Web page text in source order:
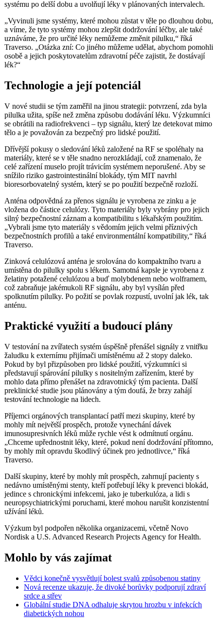
systému po delší dobu a uvolňují léky v plánovaných intervalech.
„Vyvinuli jsme systémy, které mohou zůstat v těle po dlouhou dobu,
a víme, že tyto systémy mohou zlepšit dodržování léčby, ale také
uznáváme, že pro určité léky nemůžeme změnit pilulku,“ říká
Traverso. „Otázka zní: Co jiného můžeme udělat, abychom pomohli
osobě a jejich poskytovatelům zdravotní péče zajistit, že dostávají
lék?“
Technologie a její potenciál
V nové studii se tým zaměřil na jinou strategii: potvrzení, zda byla
pilulka užita, spíše než změna způsobu dodávání léku. Výzkumníci
se obrátili na radiofrekvenci – typ signálu, který lze detekovat mimo
tělo a je považován za bezpečný pro lidské použití.
Dřívější pokusy o sledování léků založené na RF se spoléhaly na
materiály, které se v těle snadno nerozkládají, což znamenalo, že
celé zařízení muselo projít trávicím systémem neporušené. Aby se
snížilo riziko gastrointestinální blokády, tým MIT navrhl
bioresorbovatelný systém, který se po použití bezpečně rozloží.
Anténa odpovědná za přenos signálu je vyrobena ze zinku a je
vložena do částice celulózy. Tyto materiály byly vybrány pro jejich
silný bezpečnostní záznam a kompatibilitu s lékařským použitím.
„Vybrali jsme tyto materiály s vědomím jejich velmi příznivých
bezpečnostních profilů a také environmentální kompatibility,“ říká
Traverso.
Zinková celulózová anténa je srolována do kompaktního tvaru a
umístěna do pilulky spolu s lékem. Samotná kapsle je vyrobena z
želatiny potažené celulózou a buď molybdenem nebo wolframem,
což zabraňuje jakémukoli RF signálu, aby byl vysílán před
spolknutím pilulky. Po požití se povlak rozpustí, uvolní jak lék, tak
anténu.
Praktické využití a budoucí plány
V testování na zvířatech systém úspěšně přenášel signály z vnitřku
žaludku k externímu přijímači umístěnému až 2 stopy daleko.
Pokud by byl přizpůsoben pro lidské použití, výzkumníci si
představují spárování pilulky s nositelným zařízením, které by
mohlo data přímo přenášet na zdravotnický tým pacienta. Další
preklinické studie jsou plánovány a tým doufá, že brzy zahájí
testování technologie na lidech.
Příjemci orgánových transplantací patří mezi skupiny, které by
mohly mít největší prospěch, protože vynechání dávek
imunosupresivních léků může rychle vést k odmítnutí orgánu.
„Chceme upřednostnit léky, které, pokud není dodržování přítomno,
by mohly mít opravdu škodlivý účinek pro jednotlivce,“ říká
Traverso.
Další skupiny, které by mohly mít prospěch, zahrnují pacienty s
nedávno umístěnými stenty, kteří potřebují léky k prevenci blokád,
jedince s chronickými infekcemi, jako je tuberkulóza, a lidi s
neuropsychiatrickými poruchami, které mohou narušit konzistentní
užívání léků.
Výzkum byl podpořen několika organizacemi, včetně Novo
Nordisk a U.S. Advanced Research Projects Agency for Health.
Mohlo by vás zajímat
Vědci konečně vysvětlují bolest svalů způsobenou statiny
Nová recenze ukazuje, že divoké borůvky podporují zdraví
srdce a střev
Globální studie DNA odhaluje skrytou hrozbu v infekcích
diabetických nohou